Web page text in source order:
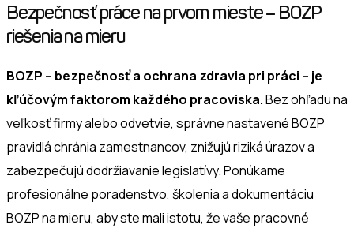
Bezpečnosť práce na prvom mieste – BOZP
riešenia na mieru
BOZP – bezpečnosť a ochrana zdravia pri práci – je
kľúčovým faktorom každého pracoviska.Bez ohľadu na
veľkosť firmy alebo odvetvie, správne nastavené BOZP
pravidlá chránia zamestnancov, znižujú riziká úrazov a
zabezpečujú dodržiavanie legislatívy. Ponúkame
profesionálne poradenstvo, školenia a dokumentáciu
BOZP na mieru, aby ste mali istotu, že vaše pracovné